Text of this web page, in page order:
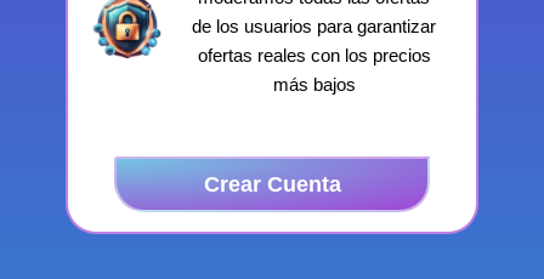
de los usuarios para garantizar
ofertas reales con los precios
más bajos
Crear Cuenta